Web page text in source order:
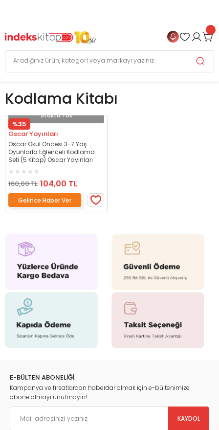
Kodlama Kitabı
Stokta Yok
%35
Oscar Yayınları
Oscar Okul Öncesi 3-7 Yaş
Oyunlarla Eğlenceli Kodlama
Seti (5 Kitap) Oscar Yayınları
160,00 TL 104,00 TL
Gelince Haber Ver
E-BÜLTEN ABONELİĞİ
Kampanya ve fırsatlardan haberdar olmak için e-bültenimize
abone olmayı unutmayın!
KAYDOL